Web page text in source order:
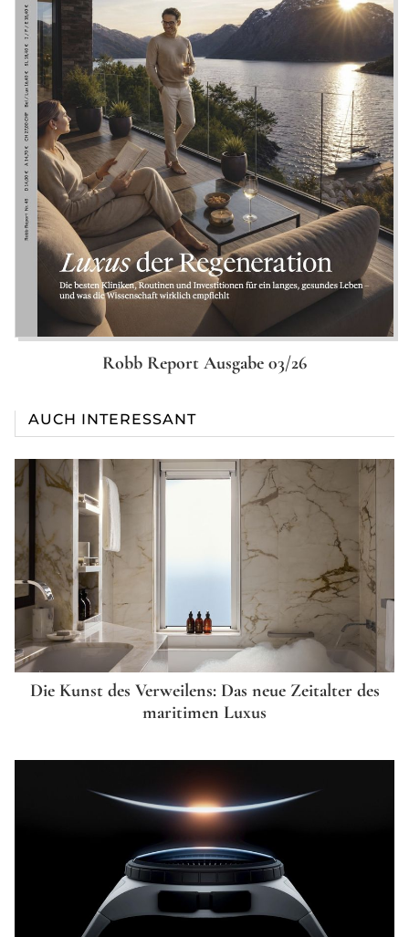
Robb Report Ausgabe 03/26
AUCH INTERESSANT
Die Kunst des Verweilens: Das neue Zeitalter des
maritimen Luxus